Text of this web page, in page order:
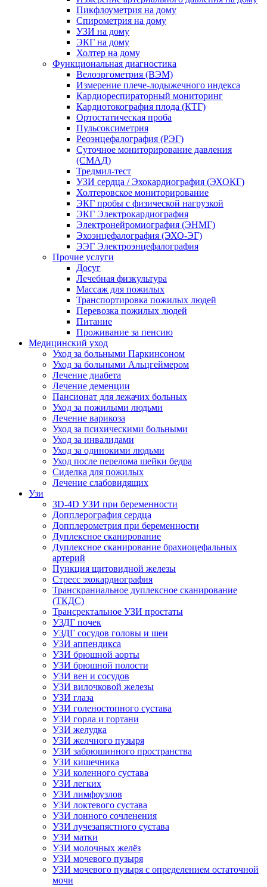
Пикфлоуметрия на дому
Спирометрия на дому
УЗИ на дому
ЭКГ на дому
Холтер на дому
Функциональная диагностика
Велоэргометрия (ВЭМ)
Измерение плече-лодыжечного индекса
Кардиореспираторный мониторинг
Кардиотокография плода (КТГ)
Ортостатическая проба
Пульсоксиметрия
Реоэнцефалография (РЭГ)
Суточное мониторирование давления
(СМАД)
Тредмил-тест
УЗИ сердца / Эхокардиография (ЭХОКГ)
Холтеровское мониторирование
ЭКГ пробы с физической нагрузкой
ЭКГ Электрокардиография
Электронейромиография (ЭНМГ)
Эхоэнцефалография (ЭХО-ЭГ)
ЭЭГ Электроэнцефалография
Прочие услуги
Досуг
Лечебная физкультура
Массаж для пожилых
Транспортировка пожилых людей
Перевозка пожилых людей
Питание
Проживание за пенсию
Медицинский уход
Уход за больными Паркинсоном
Уход за больными Альцгеймером
Лечение диабета
Лечение деменции
Пансионат для лежачих больных
Уход за пожилыми людьми
Лечение варикоза
Уход за психическими больными
Уход за инвалидами
Уход за одинокими людьми
Уход после перелома шейки бедра
Сиделка для пожилых
Лечение слабовидящих
Узи
3D-4D УЗИ при беременности
Допплерография сердца
Допплерометрия при беременности
Дуплексное сканирование
Дуплексное сканирование брахиоцефальных
артерий
Пункция щитовидной железы
Стресс эхокардиография
Транскраниальное дуплексное сканирование
(ТКДС)
Трансректальное УЗИ простаты
УЗДГ почек
УЗДГ сосудов головы и шеи
УЗИ аппендикса
УЗИ брюшной аорты
УЗИ брюшной полости
УЗИ вен и сосудов
УЗИ вилочковой железы
УЗИ глаза
УЗИ голеностопного сустава
УЗИ горла и гортани
УЗИ желудка
УЗИ желчного пузыря
УЗИ забрюшинного пространства
УЗИ кишечника
УЗИ коленного сустава
УЗИ легких
УЗИ лимфоузлов
УЗИ локтевого сустава
УЗИ лонного сочленения
УЗИ лучезапястного сустава
УЗИ матки
УЗИ молочных желёз
УЗИ мочевого пузыря
УЗИ мочевого пузыря с определением остаточной
мочи